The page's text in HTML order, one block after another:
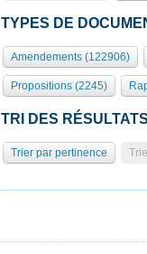
TYPES DE
Amendements (122906)
Propositions (2245)
TRI DES RÉSULTATS
Trier par pertinence